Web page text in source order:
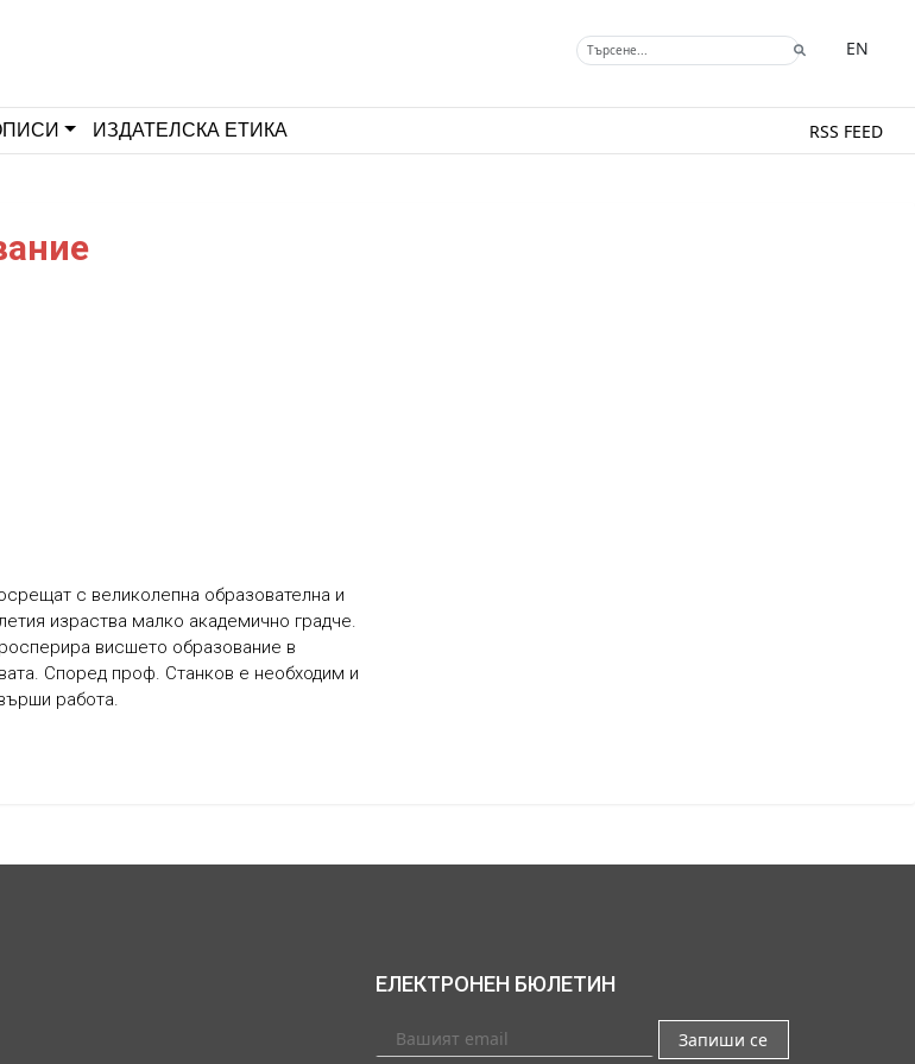
EN
ИЗДАТЕЛСКА ЕТИКА RSS FEED
с великолепна образователна и
израства малко академично градче.
висшето образование в
Според проф. Станков е необходим и
работа.
ЕЛЕКТРОНЕН БЮЛЕТИН
Запиши се